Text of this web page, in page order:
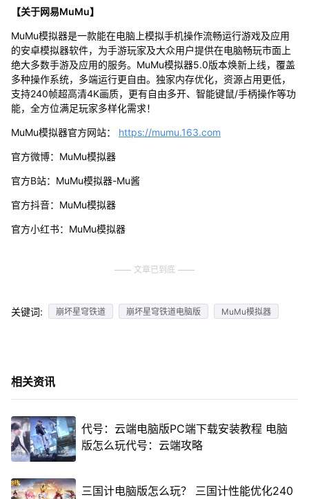
【关于网易MuMu】
MuMu模拟器是一款能在电脑上模拟手机操作流畅运行游戏及应用
的安卓模拟器软件，为手游玩家及大众用户提供在电脑畅玩市面上
绝大多数手游及应用的服务。MuMu模拟器5.0版本焕新上线，覆盖
多种操作系统，多端运行更自由。独家内存优化，资源占用更低，
支持240帧超高清4K画质，更有自由多开、智能键鼠/手柄操作等功
能，全方位满足玩家多样化需求！
MuMu模拟器官方网站： https://mumu.163.com
官方微博：MuMu模拟器
官方B站：MuMu模拟器-Mu酱
官方抖音：MuMu模拟器
官方小红书：MuMu模拟器
文章已到底
关键词: 崩坏星穹铁道 崩坏星穹铁道电脑版 MuMu模拟器
相关资讯
代号：云端电脑版PC端下载安装教程 电脑
版怎么玩代号：云端攻略
三国计电脑版怎么玩？ 三国计性能优化240